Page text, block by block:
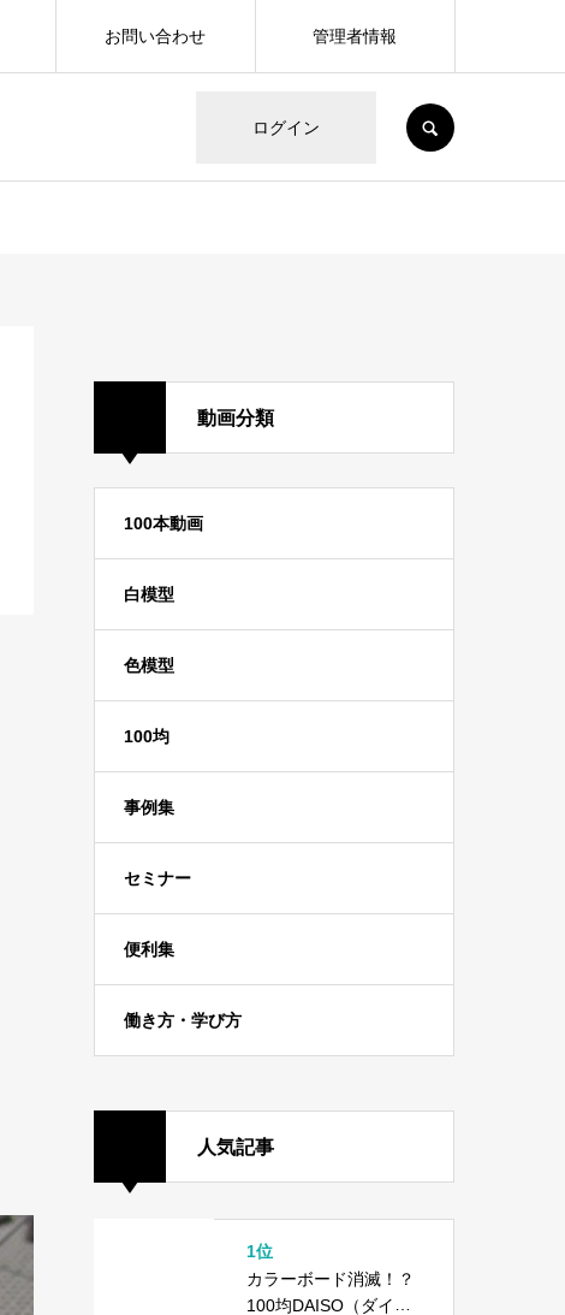
ログイン
お問い合わせ 管理者情報
動画分類
100本動画
白模型
色模型
100均
事例集
セミナー
便利集
働き方・学び方
人気記事
1位
カラーボード消滅！？
100均DAISO（ダイソ